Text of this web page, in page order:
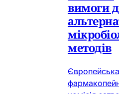
вимоги
методів
Європейська